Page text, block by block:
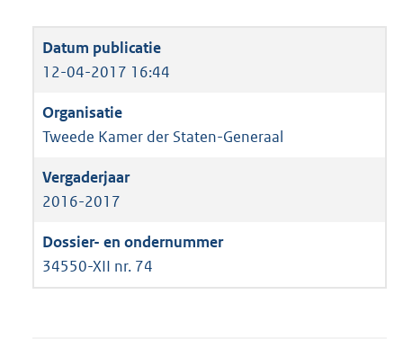
12-04-2017 16:44
Tweede Kamer der Staten-Generaal
2016-2017
34550-XII nr. 74